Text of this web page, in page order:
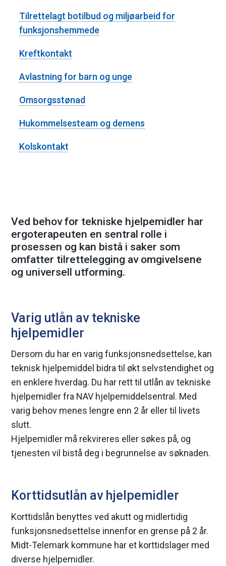
u
n
e
Tilrettelagt botilbud og miljøarbeid for
funksjonshemmede
Kreftkontakt
Avlastning for barn og unge
Omsorgsstønad
Hukommelsesteam og demens
Kolskontakt
​Ved behov for tekniske hjelpemidler har
ergoterapeuten en sentral rolle i
prosessen og kan bistå i saker som
omfatter tilrettelegging av omgivelsene
og universell utforming.
Varig utlån av tekniske
hjelpemidler
Dersom du har en varig funksjonsnedsettelse, kan
teknisk hjelpemiddel bidra til økt selvstendighet og
en enklere hverdag. Du har rett til utlån av tekniske
hjelpemidler fra NAV hjelpemiddelsentral. Med
varig behov menes lengre enn 2 år eller til livets
slutt.
Hjelpemidler må rekvireres eller søkes på, og
tjenesten vil bistå deg i begrunnelse av søknaden.
Korttidsutlån av hjelpemidler
Korttidslån benyttes ved akutt og midlertidig
funksjonsnedsettelse innenfor en grense på 2 år.
Midt-Telemark kommune har et korttidslager med
diverse hjelpemidler.